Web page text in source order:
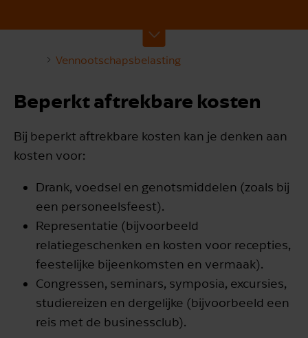
Vennootschapsbelasting
Beperkt aftrekbare kosten
Bij beperkt aftrekbare kosten kan je denken aan
kosten voor:
Drank, voedsel en genotsmiddelen (zoals bij
een personeelsfeest).
Representatie (bijvoorbeeld
relatiegeschenken en kosten voor recepties,
feestelijke bijeenkomsten en vermaak).
Congressen, seminars, symposia, excursies,
studiereizen en dergelijke (bijvoorbeeld een
reis met de businessclub).